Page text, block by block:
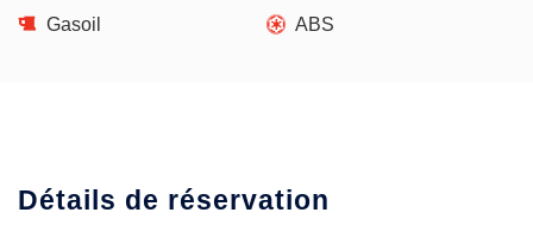
Gasoil
ABS
Détails de réservation